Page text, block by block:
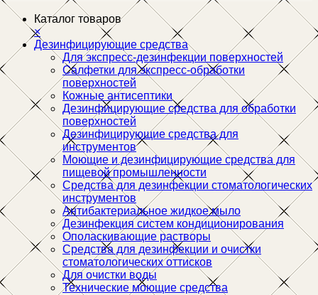
Каталог товаров
×
Дезинфицирующие средства
Для экспресс-дезинфекции поверхностей
Салфетки для экспресс-обработки
поверхностей
Кожные антисептики
Дезинфицирующие средства для обработки
поверхностей
Дезинфицирующие средства для
инструментов
Моющие и дезинфицирующие средства для
пищевой промышленности
Средства для дезинфекции стоматологических
инструментов
Антибактериальное жидкое мыло
Дезинфекция систем кондиционирования
Ополаскивающие растворы
Средства для дезинфекции и очистки
стоматологических оттисков
Для очистки воды
Технические моющие средства